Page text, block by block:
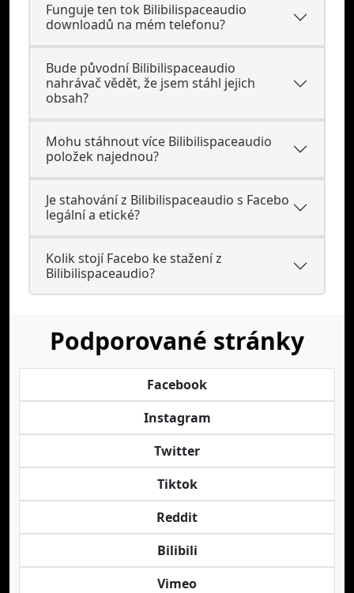
Funguje ten tok Bilibilispaceaudio
downloadů na mém telefonu?
Bude původní Bilibilispaceaudio
nahrávač vědět, že jsem stáhl jejich
obsah?
Mohu stáhnout více Bilibilispaceaudio
položek najednou?
Je stahování z Bilibilispaceaudio s Facebo
legální a etické?
Kolik stojí Facebo ke stažení z
Bilibilispaceaudio?
Podporované stránky
Facebook
Instagram
Twitter
Tiktok
Reddit
Bilibili
Vimeo